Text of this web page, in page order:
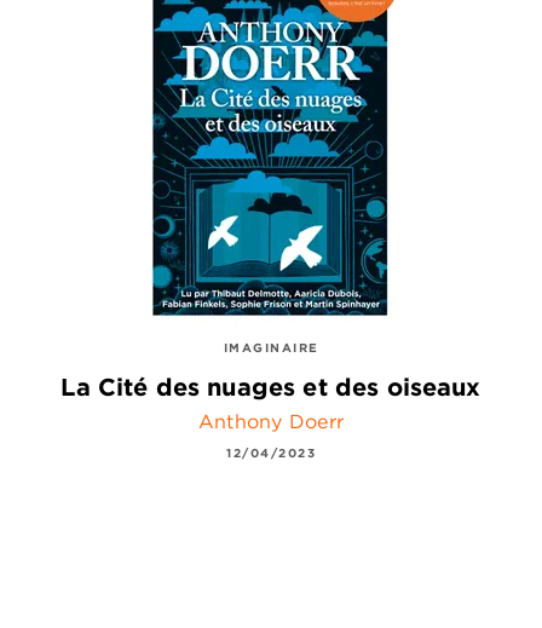
IMAGINAIRE
La Cité des nuages et des oiseaux
Anthony Doerr
12/04/2023